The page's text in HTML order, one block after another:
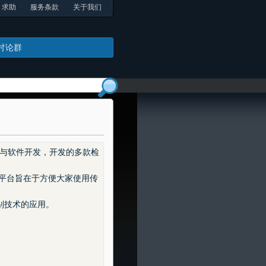
求助 服务条款 关于我们
论群
软件开发，开发的多款检
台旨在于方便大家使用传
术的应用。